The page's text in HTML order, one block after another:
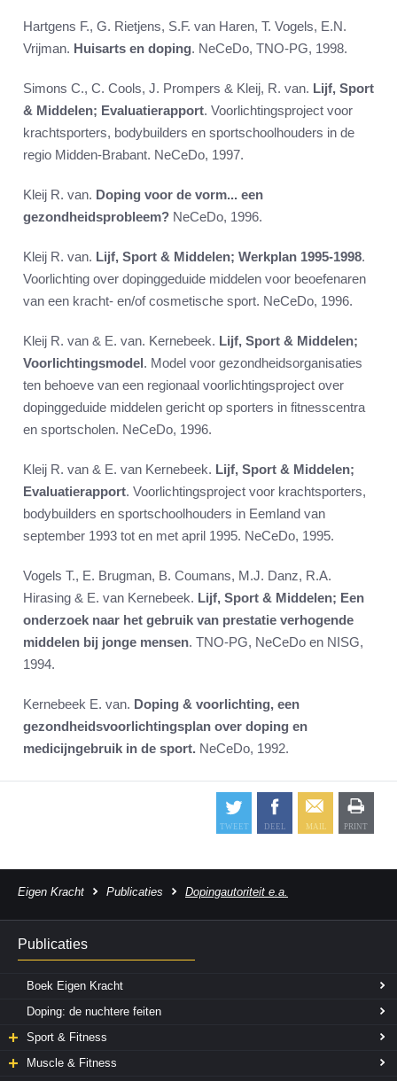
Hartgens F., G. Rietjens, S.F. van Haren, T. Vogels, E.N.
Vrijman. Huisarts en doping. NeCeDo, TNO-PG, 1998.
Simons C., C. Cools, J. Prompers & Kleij, R. van. Lijf, Sport
& Middelen; Evaluatierapport. Voorlichtingsproject voor
krachtsporters, bodybuilders en sportschoolhouders in de
regio Midden-Brabant. NeCeDo, 1997.
Kleij R. van. Doping voor de vorm... een
gezondheidsprobleem? NeCeDo, 1996.
Kleij R. van. Lijf, Sport & Middelen; Werkplan 1995-1998.
Voorlichting over dopinggeduide middelen voor beoefenaren
van een kracht- en/of cosmetische sport. NeCeDo, 1996.
Kleij R. van & E. van. Kernebeek. Lijf, Sport & Middelen;
Voorlichtingsmodel. Model voor gezondheidsorganisaties
ten behoeve van een regionaal voorlichtingsproject over
dopinggeduide middelen gericht op sporters in fitnesscentra
en sportscholen. NeCeDo, 1996.
Kleij R. van & E. van Kernebeek. Lijf, Sport & Middelen;
Evaluatierapport. Voorlichtingsproject voor krachtsporters,
bodybuilders en sportschoolhouders in Eemland van
september 1993 tot en met april 1995. NeCeDo, 1995.
Vogels T., E. Brugman, B. Coumans, M.J. Danz, R.A.
Hirasing & E. van Kernebeek. Lijf, Sport & Middelen; Een
onderzoek naar het gebruik van prestatie verhogende
middelen bij jonge mensen. TNO-PG, NeCeDo en NISG,
1994.
Kernebeek E. van. Doping & voorlichting, een
gezondheidsvoorlichtingsplan over doping en
medicijngebruik in de sport. NeCeDo, 1992.
Eigen Kracht Publicaties Dopingautoriteit e.a.
Publicaties
Boek Eigen Kracht
Doping: de nuchtere feiten
Sport & Fitness
Muscle & Fitness